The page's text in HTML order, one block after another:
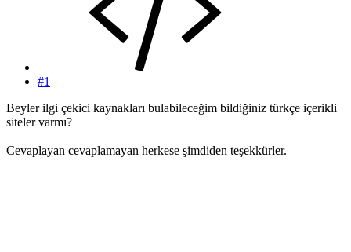
#1
Beyler ilgi çekici kaynakları bulabileceğim bildiğiniz türkçe içerikli
siteler varmı?
Cevaplayan cevaplamayan herkese şimdiden teşekkürler.